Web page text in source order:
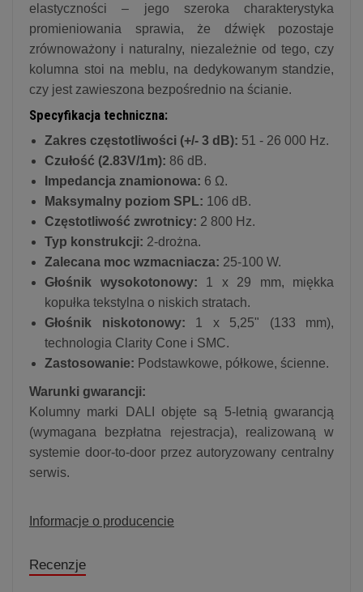
elastyczności – jego szeroka charakterystyka
promieniowania sprawia, że dźwięk pozostaje
zrównoważony i naturalny, niezależnie od tego, czy
kolumna stoi na meblu, na dedykowanym standzie,
czy jest zawieszona bezpośrednio na ścianie.
Specyfikacja techniczna:
Zakres częstotliwości (+/- 3 dB): 51 - 26 000 Hz.
Czułość (2.83V/1m): 86 dB.
Impedancja znamionowa: 6 Ω.
Maksymalny poziom SPL: 106 dB.
Częstotliwość zwrotnicy: 2 800 Hz.
Typ konstrukcji: 2-drożna.
Zalecana moc wzmacniacza: 25-100 W.
Głośnik wysokotonowy: 1 x 29 mm, miękka
kopułka tekstylna o niskich stratach.
Głośnik niskotonowy: 1 x 5,25" (133 mm),
technologia Clarity Cone i SMC.
Zastosowanie: Podstawkowe, półkowe, ścienne.
Warunki gwarancji:
Kolumny marki DALI objęte są 5-letnią gwarancją
(wymagana bezpłatna rejestracja), realizowaną w
systemie door-to-door przez autoryzowany centralny
serwis.
Informacje o producencie
Recenzje